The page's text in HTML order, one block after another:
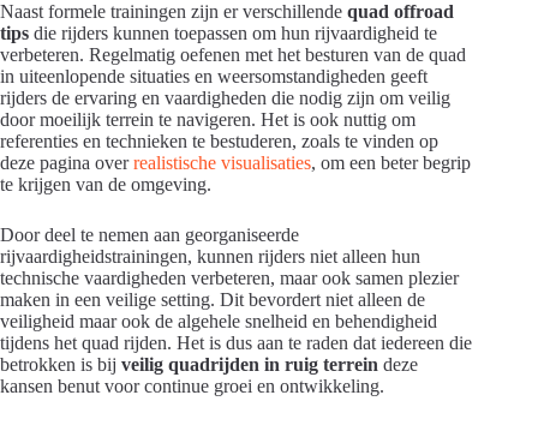
Naast formele trainingen zijn er verschillende quad offroad
tips die rijders kunnen toepassen om hun rijvaardigheid te
verbeteren. Regelmatig oefenen met het besturen van de quad
in uiteenlopende situaties en weersomstandigheden geeft
rijders de ervaring en vaardigheden die nodig zijn om veilig
door moeilijk terrein te navigeren. Het is ook nuttig om
referenties en technieken te bestuderen, zoals te vinden op
deze pagina overrealistische visualisaties, om een beter begrip
te krijgen van de omgeving.
Door deel te nemen aan georganiseerde
rijvaardigheidstrainingen, kunnen rijders niet alleen hun
technische vaardigheden verbeteren, maar ook samen plezier
maken in een veilige setting. Dit bevordert niet alleen de
veiligheid maar ook de algehele snelheid en behendigheid
tijdens het quad rijden. Het is dus aan te raden dat iedereen die
betrokken is bij veilig quadrijden in ruig terrein deze
kansen benut voor continue groei en ontwikkeling.